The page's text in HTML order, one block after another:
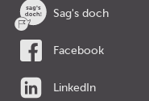
Sag's doch
Facebook
LinkedIn